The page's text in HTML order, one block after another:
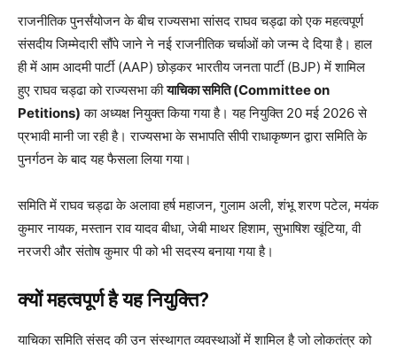
राजनीतिक पुनर्संयोजन के बीच राज्यसभा सांसद राघव चड्ढा को एक महत्वपूर्ण
संसदीय जिम्मेदारी सौंपे जाने ने नई राजनीतिक चर्चाओं को जन्म दे दिया है। हाल
ही में आम आदमी पार्टी (AAP) छोड़कर भारतीय जनता पार्टी (BJP) में शामिल
हुए राघव चड्ढा को राज्यसभा कीयाचिका समिति (Committee on
Petitions) का अध्यक्ष नियुक्त किया गया है। यह नियुक्ति 20 मई 2026 से
प्रभावी मानी जा रही है। राज्यसभा के सभापति सीपी राधाकृष्णन द्वारा समिति के
पुनर्गठन के बाद यह फैसला लिया गया।
समिति में राघव चड्ढा के अलावा हर्ष महाजन, गुलाम अली, शंभू शरण पटेल, मयंक
कुमार नायक, मस्तान राव यादव बीधा, जेबी माथर हिशाम, सुभाषिश खूंटिया, वी
नरजरी और संतोष कुमार पी को भी सदस्य बनाया गया है।
क्यों महत्वपूर्ण है यह नियुक्ति?
याचिका समिति संसद की उन संस्थागत व्यवस्थाओं में शामिल है जो लोकतंत्र को